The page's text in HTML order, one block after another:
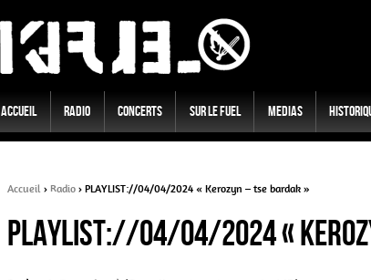
Accueil Radio Concerts Sur Le Fuel Medias
Accueil › Radio › PLAYLIST://04/04/2024 « Kerozyn – tse bardak »
PLAYLIST://04/04/2024 «